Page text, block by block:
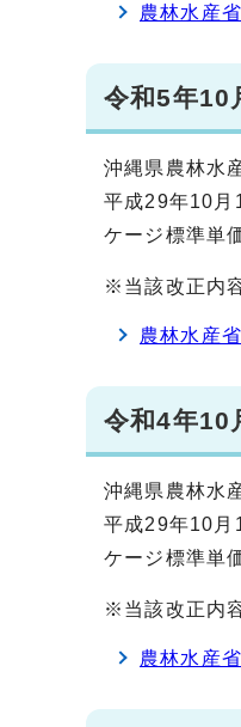
農林水産
令和5年10
沖縄県農林水
平成29年10月
ケージ標準単
※当該改正内
農林水産
令和4年10
沖縄県農林水
平成29年10月
ケージ標準単
※当該改正内
農林水産